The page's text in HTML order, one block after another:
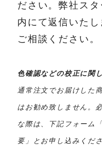
ださい。弊社ス
内にて返信いた
ご相談ください。
色確認などの校正に関
通常注文でお届けした
はお勧め致しません。
な際は、下記フォーム
要」とお申し込みくださ